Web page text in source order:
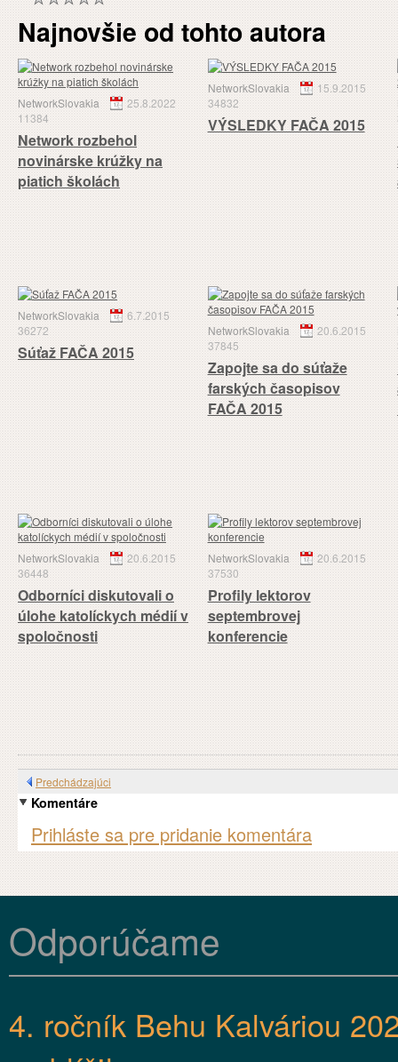
Najnovšie od tohto autora
NetworkSlovakia
25.8.2022
11384
Network rozbehol
novinárske krúžky na
piatich školách
NetworkSlovakia
15.9.2015
34832
VÝSLEDKY FAČA 2015
NetworkSlovakia
6.7.2015
36272
Súťaž FAČA 2015
NetworkSlovakia
20.6.2015
37845
Zapojte sa do súťaže
farských časopisov
FAČA 2015
NetworkSlovakia
20.6.2015
36448
Odborníci diskutovali o
úlohe katolíckych médií v
spoločnosti
NetworkSlovakia
20.6.2015
37530
Profily lektorov
septembrovej
konferencie
Predchádzajúci
Komentáre
Prihláste sa pre pridanie komentára
Odporúčame
4. ročník Behu Kalváriou